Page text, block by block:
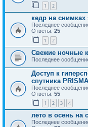
1 2
кедр на снимках
Последнее
Ответы: 25
1 2
Свежие ночные
Последнее
Доступ к
спутника PRISMA
Последнее
Ответы: 55
1 2 3 4
лето в осень на
Последнее